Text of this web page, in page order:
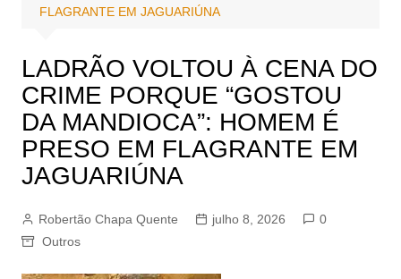
FLAGRANTE EM JAGUARIÚNA
LADRÃO VOLTOU À CENA DO
CRIME PORQUE “GOSTOU
DA MANDIOCA”: HOMEM É
PRESO EM FLAGRANTE EM
JAGUARIÚNA
Robertão Chapa Quente julho 8, 2026
0
Outros